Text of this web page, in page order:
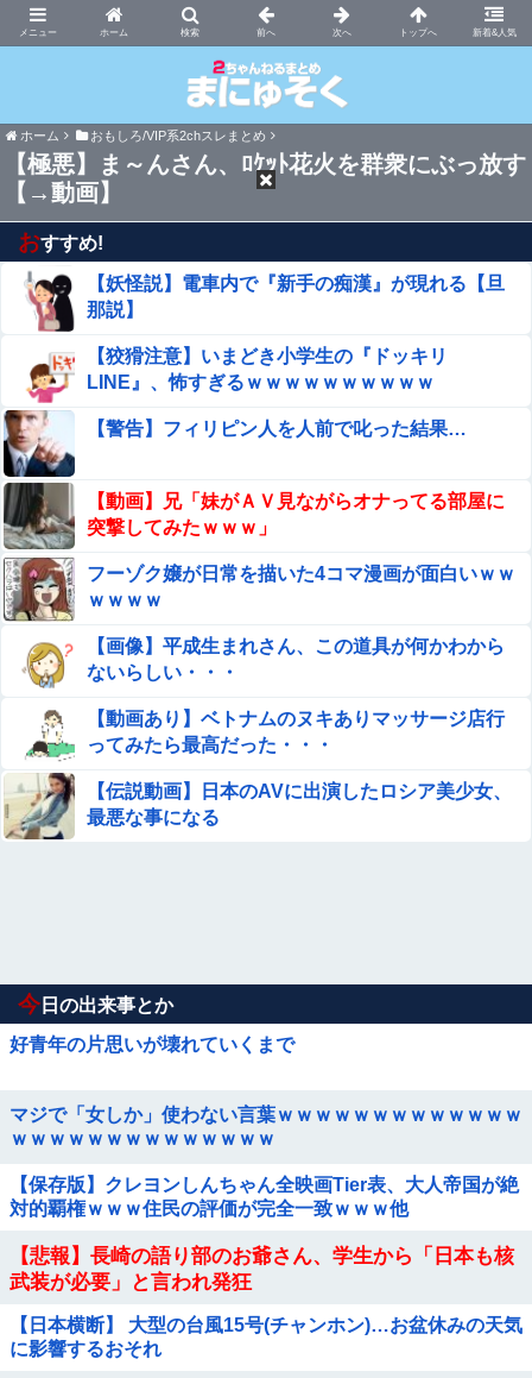
ホーム 新着&人気
まにゅそく 2chまとめニュース速報VIP
ホーム おもしろ/VIP系2chスレまとめ
【極悪】ま～んさん、ﾛｹｯﾄ花火を群衆にぶっ放す
【→動画】
おすすめ!
【妖怪説】電車内で『新手の痴漢』が現れる【旦
那説】
【狡猾注意】いまどき小学生の『ドッキリ
LINE』、怖すぎるｗｗｗｗｗｗｗｗｗｗ
【警告】フィリピン人を人前で叱った結果…
【動画】兄「妹がＡＶ見ながらオナってる部屋に
突撃してみたｗｗｗ」
フーゾク嬢が日常を描いた4コマ漫画が面白いｗｗ
ｗｗｗｗ
【画像】平成生まれさん、この道具が何かわから
ないらしい・・・
【動画あり】ベトナムのヌキありマッサージ店行
ってみたら最高だった・・・
【伝説動画】日本のAVに出演したロシア美少女、
最悪な事になる
今 日の出来事とか
好青年の片思いが壊れていくまで
マジで「女しか」使わない言葉ｗｗｗｗｗｗｗｗｗｗｗｗｗ
ｗｗｗｗｗｗｗｗｗｗｗｗｗｗ
【保存版】クレヨンしんちゃん全映画Tier表、大人帝国が絶
対的覇権ｗｗｗ住民の評価が完全一致ｗｗｗ他
【悲報】長崎の語り部のお爺さん、学生から「日本も核
武装が必要」と言われ発狂
【日本横断】 大型の台風15号(チャンホン)…お盆休みの天気
に影響するおそれ